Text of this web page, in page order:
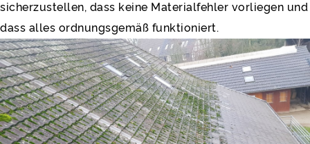
sicherzustellen, dass keine Materialfehler vorliegen und
dass alles ordnungsgemäß funktioniert.